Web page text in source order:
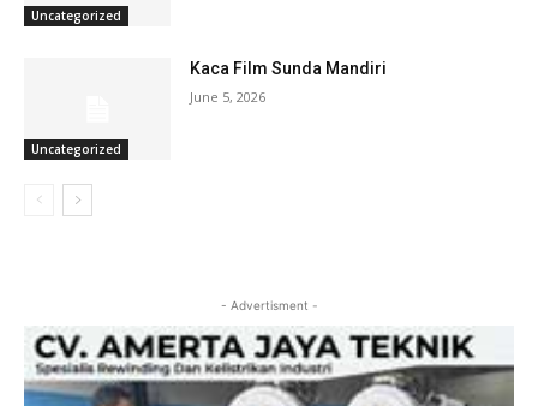
Uncategorized
Uncategorized
Kaca Film Sunda Mandiri
June 5, 2026
- Advertisment -